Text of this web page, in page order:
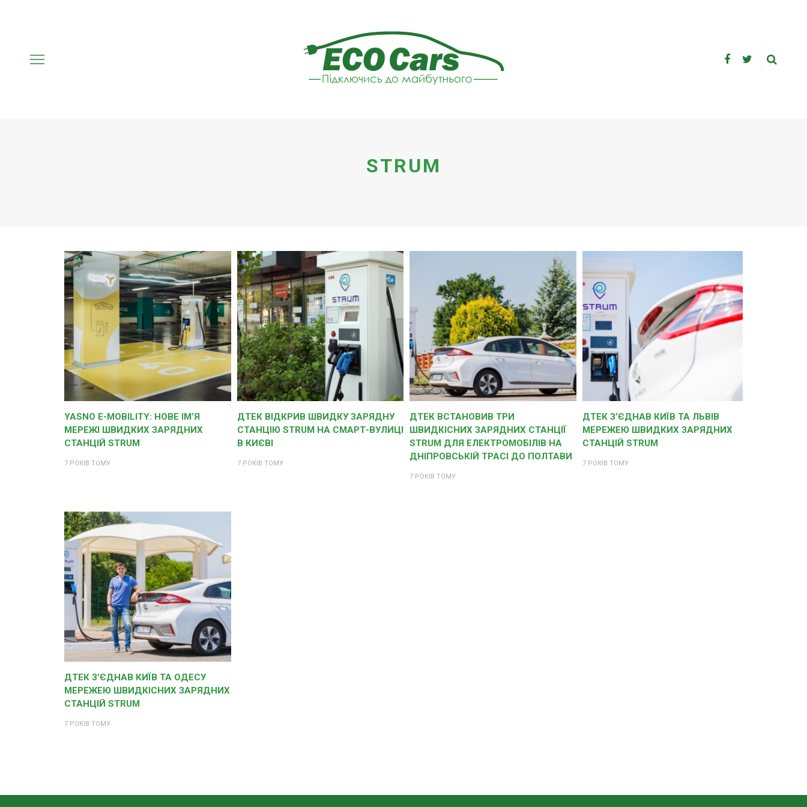
STRUM
YASNO E-MOBILITY: НОВЕ ІМ’Я
МЕРЕЖІ ШВИДКИХ ЗАРЯДНИХ
СТАНЦІЙ STRUM
7 РОКІВ ТОМУ
ДТЕК ВІДКРИВ ШВИДКУ ЗАРЯДНУ
СТАНЦІЮ STRUM НА СМАРТ-ВУЛИЦІ
В КИЄВІ
7 РОКІВ ТОМУ
ДТЕК ВСТАНОВИВ ТРИ
ШВИДКІСНИХ ЗАРЯДНИХ СТАНЦІЇ
STRUM ДЛЯ ЕЛЕКТРОМОБІЛІВ НА
ДНІПРОВСЬКІЙ ТРАСІ ДО ПОЛТАВИ
7 РОКІВ ТОМУ
ДТЕК З’ЄДНАВ КИЇВ ТА ЛЬВІВ
МЕРЕЖЕЮ ШВИДКИХ ЗАРЯДНИХ
СТАНЦІЙ STRUM
7 РОКІВ ТОМУ
ДТЕК З’ЄДНАВ КИЇВ ТА ОДЕСУ
МЕРЕЖЕЮ ШВИДКІСНИХ ЗАРЯДНИХ
СТАНЦІЙ STRUM
7 РОКІВ ТОМУ